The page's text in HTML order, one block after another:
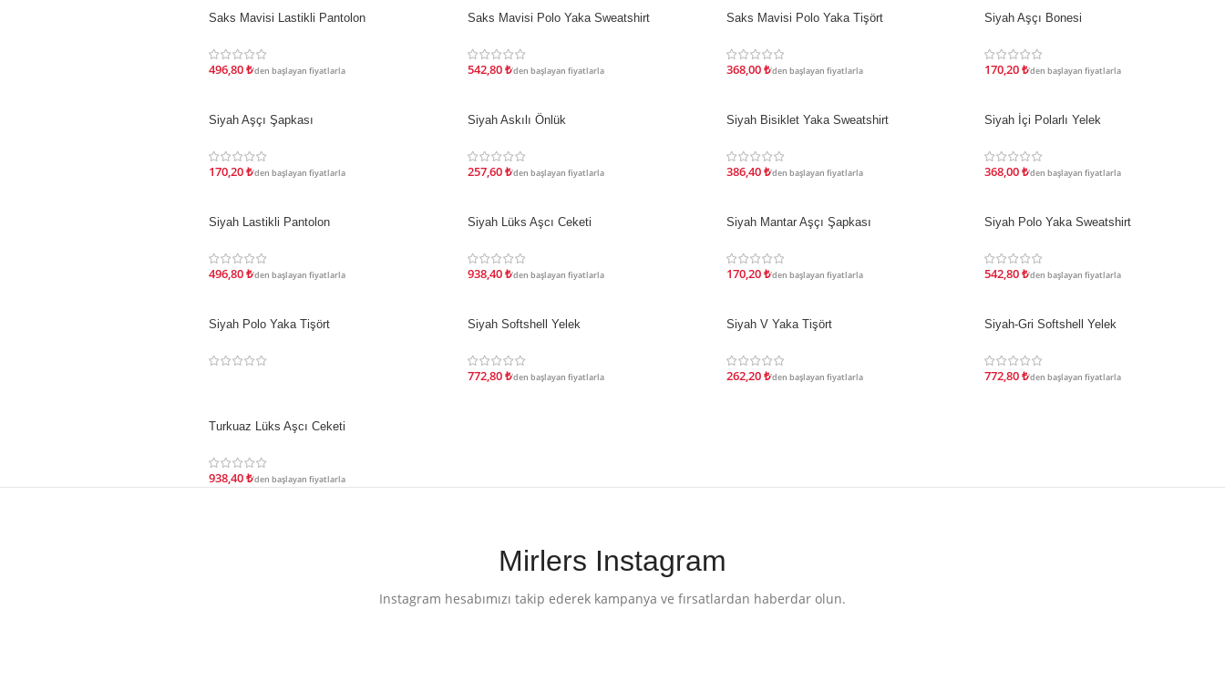
İNDIRIM
Saks Mavisi Lastikli Pantolon
496,80₺'den başlayan fiyatlarla
İNDIRIM
Saks Mavisi Polo Yaka Sweatshirt
542,80₺'den başlayan fiyatlarla
İNDIRIM
Saks Mavisi Polo Yaka Tişört
368,00₺'den başlayan fiyatlarla
İNDIRIM
Siyah Aşçı Bonesi
170,20₺'den başlayan fiyatlarla
İNDIRIM
Siyah Aşçı Şapkası
170,20₺'den başlayan fiyatlarla
İNDIRIM
Siyah Askılı Önlük
257,60₺'den başlayan fiyatlarla
İNDIRIM
Siyah Bisiklet Yaka Sweatshirt
386,40₺'den başlayan fiyatlarla
İNDIRIM
Siyah İçi Polarlı Yelek
368,00₺'den başlayan fiyatlarla
İNDIRIM
Siyah Lastikli Pantolon
496,80₺'den başlayan fiyatlarla
İNDIRIM
Siyah Lüks Aşcı Ceketi
938,40₺'den başlayan fiyatlarla
İNDIRIM
Siyah Mantar Aşçı Şapkası
170,20₺'den başlayan fiyatlarla
İNDIRIM
Siyah Polo Yaka Sweatshirt
542,80₺'den başlayan fiyatlarla
STOKTA YOK
Siyah Polo Yaka Tişört İNDIRIM
Siyah Softshell Yelek
772,80₺'den başlayan fiyatlarla
İNDIRIM
Siyah V Yaka Tişört
262,20₺'den başlayan fiyatlarla
İNDIRIM
Siyah-Gri Softshell Yelek
772,80₺'den başlayan fiyatlarla
İNDIRIM
Turkuaz Lüks Aşcı Ceketi
938,40₺'den başlayan fiyatlarla
Mirlers Instagram
Instagram hesabımızı takip ederek kampanya ve fırsatlardan haberdar olun.